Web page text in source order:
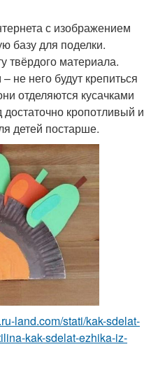
с изображением
базу для поделки.
твёрдого материала.
не него будут крепиться
отделяются кусачками
кропотливый и
детей постарше.
land.com/stati/kak-sdelat-
kak-sdelat-ezhika-iz-